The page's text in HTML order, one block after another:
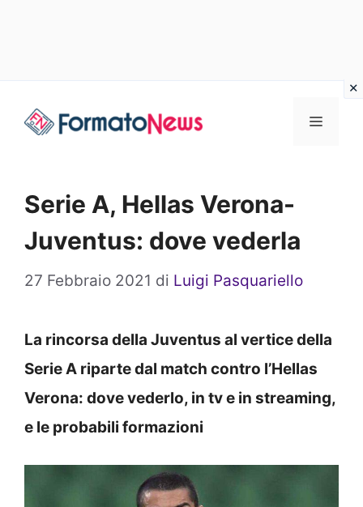
Menu
Serie A, Hellas Verona-
Juventus: dove vederla
27 Febbraio 2021 di Luigi Pasquariello
La rincorsa della Juventus al vertice della
Serie A riparte dal match contro l’Hellas
Verona: dove vederlo, in tv e in streaming,
e le probabili formazioni